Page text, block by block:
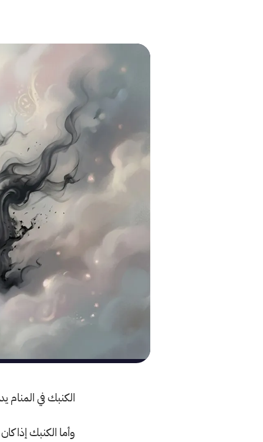
الكنبك في
وأما الكنبك إذا